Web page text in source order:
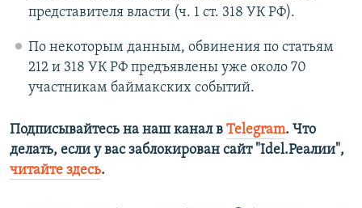
представителя власти (ч. 1 ст. 318 УК РФ).
По некоторым данным, обвинения по статьям
212 и 318 УК РФ предъявлены уже около 70
участникам баймакских событий.
Подписывайтесь на наш канал в Telegram. Что
делать, если у вас заблокирован сайт "Idel.Реалии",
читайте здесь.